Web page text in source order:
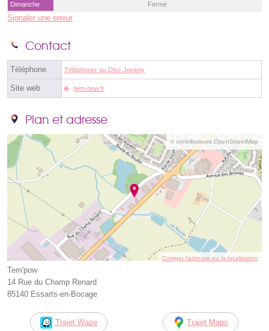
Dimanche
Fermé
Signaler une erreur
Contact
Téléphone Téléphoner au Disc Jockey
Site web tem-pow.fr
Plan et adresse
© contributeurs OpenStreetMap
Corriger l’adresse ou la localisation
Tem'pow
14 Rue du Champ Renard
85140 Essarts-en-Bocage
Trajet Waze Trajet Maps